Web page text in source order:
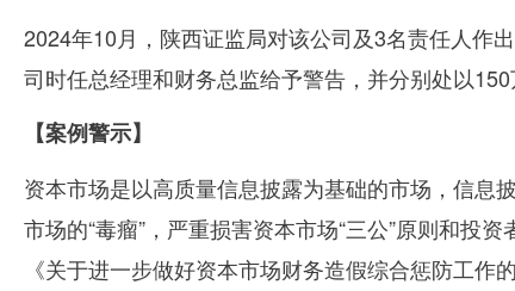
2024年10月，陕西证监局对该公司及3名责任人作
司时任总经理和财务总监给予警告，并分别处以150
【案例警示】
资本市场是以高质量信息披露为基础的市场，信息
市场的“毒瘤”，严重损害资本市场“三公”原则和投
《关于进一步做好资本市场财务造假综合惩防工